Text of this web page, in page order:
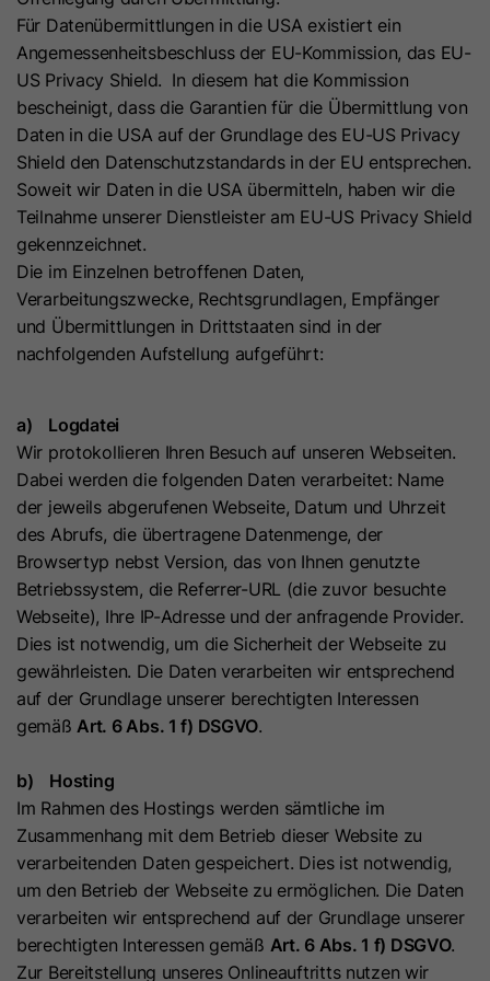
Für Datenübermittlungen in die USA existiert ein
Angemessenheitsbeschluss der EU-Kommission, das EU-
US Privacy Shield. In diesem hat die Kommission
bescheinigt, dass die Garantien für die Übermittlung von
Daten in die USA auf der Grundlage des EU-US Privacy
Shield den Datenschutzstandards in der EU entsprechen.
Soweit wir Daten in die USA übermitteln, haben wir die
Teilnahme unserer Dienstleister am EU-US Privacy Shield
gekennzeichnet.
Die im Einzelnen betroffenen Daten,
Verarbeitungszwecke, Rechtsgrundlagen, Empfänger
und Übermittlungen in Drittstaaten sind in der
nachfolgenden Aufstellung aufgeführt:
a) Logdatei
Wir protokollieren Ihren Besuch auf unseren Webseiten.
Dabei werden die folgenden Daten verarbeitet: Name
der jeweils abgerufenen Webseite, Datum und Uhrzeit
des Abrufs, die übertragene Datenmenge, der
Browsertyp nebst Version, das von Ihnen genutzte
Betriebssystem, die Referrer-URL (die zuvor besuchte
Webseite), Ihre IP-Adresse und der anfragende Provider.
Dies ist notwendig, um die Sicherheit der Webseite zu
gewährleisten. Die Daten verarbeiten wir entsprechend
auf der Grundlage unserer berechtigten Interessen
gemäß Art. 6 Abs. 1 f) DSGVO.
b) Hosting
Im Rahmen des Hostings werden sämtliche im
Zusammenhang mit dem Betrieb dieser Website zu
verarbeitenden Daten gespeichert. Dies ist notwendig,
um den Betrieb der Webseite zu ermöglichen. Die Daten
verarbeiten wir entsprechend auf der Grundlage unserer
berechtigten Interessen gemäß Art. 6 Abs. 1 f) DSGVO.
Zur Bereitstellung unseres Onlineauftritts nutzen wir
bösartigen Spam-Angriffen zu
schützen.
Anbieter Cloudflare
Laufzeit Es läuft am Ende der Sitzung ab
Zweck
Dieses Cookie wird durch den CDN-
Anbieter von HubSpot aufgrund von
dessen Richtlinien für
Ratenbeschränkungen festgelegt.
Erfahren Sie mehr über Cloudflare-
Cookies
(https://support.cloudflare.com/hc/en-
us/articles/200170156-Understanding-
the-Cloudflare-Cookies). Es läuft am
Ende der Sitzung ab.
Name
Anbieter www.clarity.ms
Laufzeit 1 Jahr
Microsoft Clarity setzt dieses Cookie,
um Informationen darüber zu
speichern, wie Besucher mit der
Website interagieren. Das Cookie hilft
Analyseberichts. Die Datensammlung
umfasst die Anzahl der Besucher, den
Name _clck
Anbieter www.clarity.ms
Laufzeit 1 Jahr
Zeichenfolge „Ja“ oder „Nein“.
Name __hs_d_not_tracking
Anbieter HubSpot
Laufzeit 13 Monate
Zweck
werden, dass der Tracking-Code
keine Informationen an HubSpot
sendet. Es enthält die Zeichenfolge
„Ja“.
Name
Anbieter HubSpot
Laufzeit
Zweck
Dieses Cookie wird verwendet, um
zu verhindern, dass Banner jedes
Mal angezeigt werden, wenn
Besucher im strengen Modus Ihre
Website besuchen. Es enthält die
Zeichenfolge „Ja“ oder „Nein“.
Name
Anbieter HubSpot
Laufzeit 13 Monate
Dieses Cookie wird verwendet, um
die Kategorien zu erfassen, zu
Zweck
Der Google Tag Manager dient
ausschließlich der Verwaltung und
Ausspielung von Tags (z. B. Google
Analytics). Der Dienst setzt selbst
keine Cookies und speichert keine
personenbezogenen Daten.
anbieten können.